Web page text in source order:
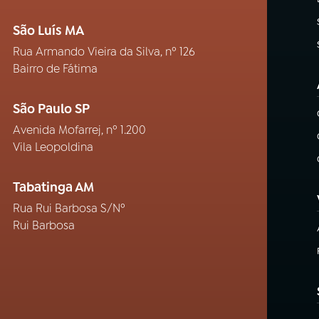
São Luís MA
Rua Armando Vieira da Silva, nº 126
Bairro de Fátima
São Paulo SP
Avenida Mofarrej, nº 1.200
Vila Leopoldina
Tabatinga AM
Rua Rui Barbosa S/Nº
Rui Barbosa